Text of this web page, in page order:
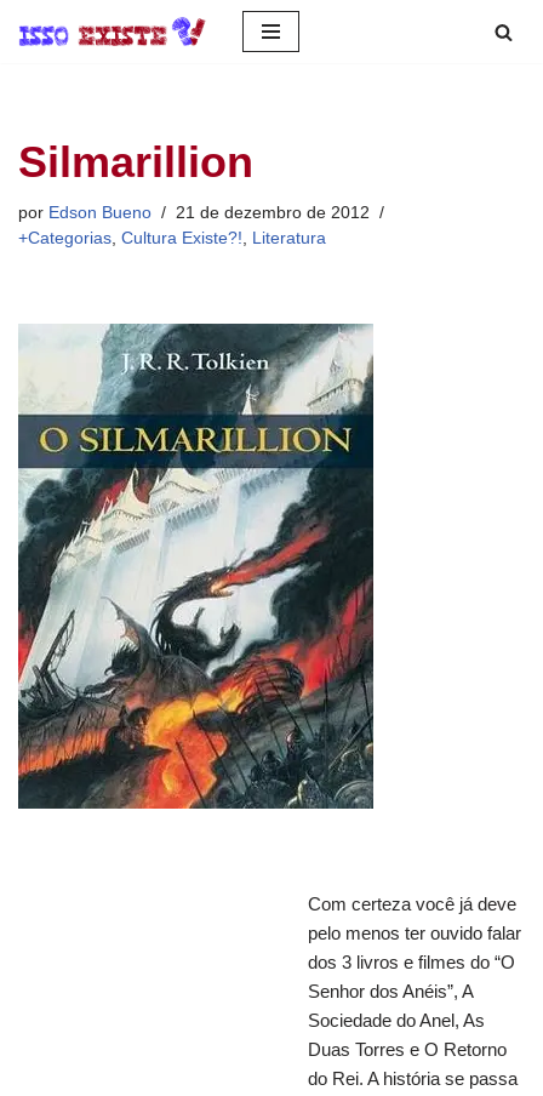
conteúdo
Silmarillion
por Edson Bueno
21 de dezembro de 2012
+Categorias, Cultura Existe?!, Literatura
Com certeza você já deve
pelo menos ter ouvido falar
dos 3 livros e filmes do “O
Senhor dos Anéis”, A
Sociedade do Anel, As
Duas Torres e O Retorno
do Rei. A história se passa